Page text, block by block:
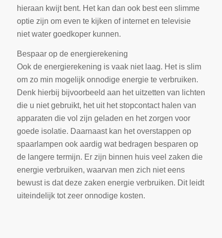
hieraan kwijt bent. Het kan dan ook best een slimme
optie zijn om even te kijken of internet en televisie
niet water goedkoper kunnen.
Bespaar op de energierekening
Ook de energierekening is vaak niet laag. Het is slim
om zo min mogelijk onnodige energie te verbruiken.
Denk hierbij bijvoorbeeld aan het uitzetten van lichten
die u niet gebruikt, het uit het stopcontact halen van
apparaten die vol zijn geladen en het zorgen voor
goede isolatie. Daarnaast kan het overstappen op
spaarlampen ook aardig wat bedragen besparen op
de langere termijn. Er zijn binnen huis veel zaken die
energie verbruiken, waarvan men zich niet eens
bewust is dat deze zaken energie verbruiken. Dit leidt
uiteindelijk tot zeer onnodige kosten.